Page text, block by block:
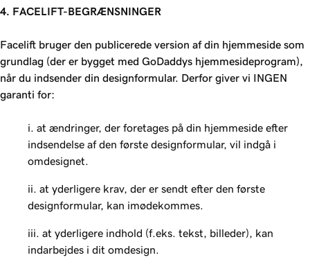
4. FACELIFT-BEGRÆNSNINGER
Facelift bruger den publicerede version af din hjemmeside som
grundlag (der er bygget med GoDaddys hjemmesideprogram),
når du indsender din designformular. Derfor giver vi INGEN
garanti for:
i. at ændringer, der foretages på din hjemmeside efter
indsendelse af den første designformular, vil indgå i
omdesignet.
ii. at yderligere krav, der er sendt efter den første
designformular, kan imødekommes.
iii. at yderligere indhold (f.eks. tekst, billeder), kan
indarbejdes i dit omdesign.